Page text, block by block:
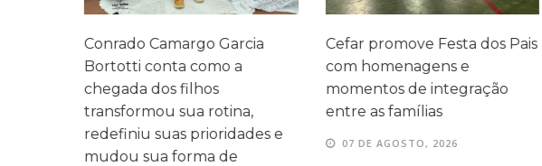
Conrado Camargo Garcia
Bortotti conta como a
chegada dos filhos
transformou sua rotina,
redefiniu suas prioridades e
mudou sua forma de
Cefar promove Festa dos Pais
com homenagens e
momentos de integração
entre as famílias
07 DE AGOSTO, 2026